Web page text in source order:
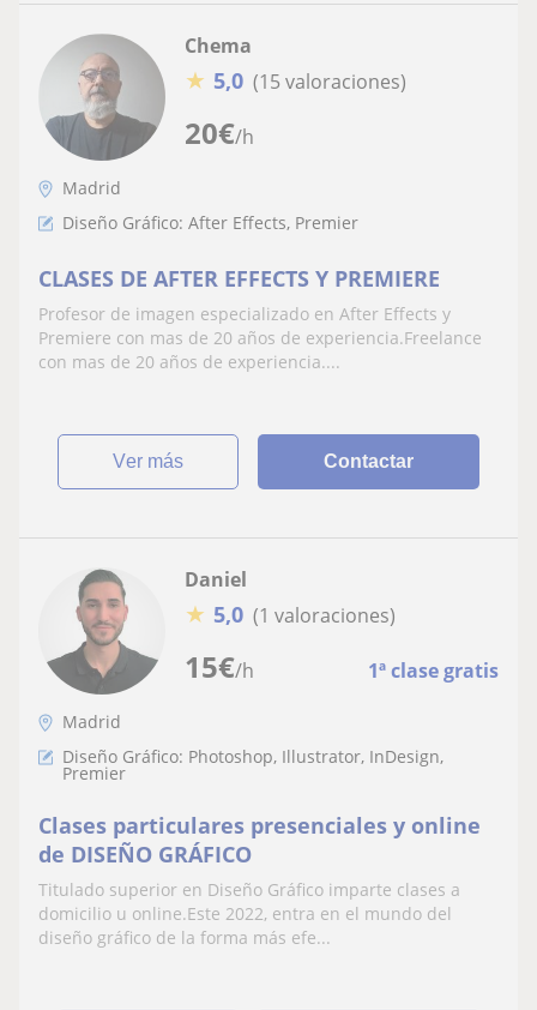
20€/h
Chema
★ 5,0 (15 valoraciones)
Madrid
Diseño Gráfico: After Effects, Premier
CLASES DE AFTER EFFECTS Y PREMIERE
Profesor de imagen especializado en After Effects y
Premiere con mas de 20 años de experiencia.Freelance
con mas de 20 años de experiencia....
ver más Contactar
15€/h 1ª clase gratis
Daniel
★ 5,0 (1 valoraciones)
Madrid
Diseño Gráfico: Photoshop, Illustrator, InDesign,
Premier
Clases particulares presenciales y online
de DISEÑO GRÁFICO
Titulado superior en Diseño Gráfico imparte clases a
domicilio u online.Este 2022, entra en el mundo del
diseño gráfico de la forma más efe...